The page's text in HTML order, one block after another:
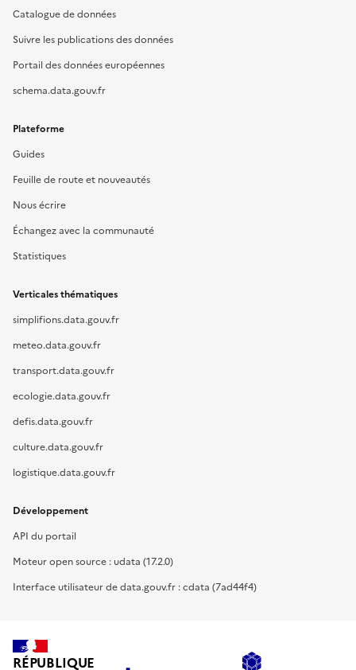
Catalogue de données
Suivre les publications des données
Portail des données européennes
schema.data.gouv.fr
Plateforme
Guides
Feuille de route et nouveautés
Nous écrire
Échangez avec la communauté
Statistiques
Verticales thématiques
simplifions.data.gouv.fr
meteo.data.gouv.fr
transport.data.gouv.fr
ecologie.data.gouv.fr
defis.data.gouv.fr
culture.data.gouv.fr
logistique.data.gouv.fr
Développement
API du portail
Moteur open source : udata (17.2.0)
Interface utilisateur de data.gouv.fr : cdata (7ad44f4)
RÉPUBLIQUE